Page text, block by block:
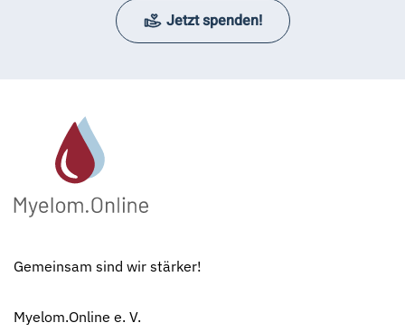
Jetzt spenden!
Gemeinsam sind wir stärker!
Myelom.Online e. V.